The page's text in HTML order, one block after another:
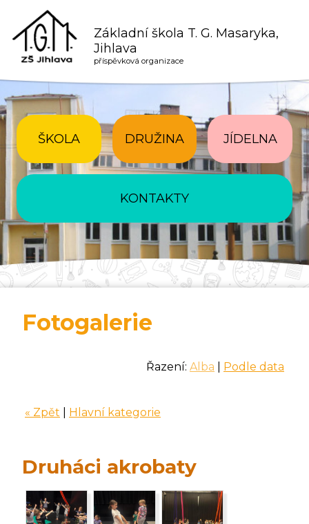
Základní škola T. G. Masaryka,
Jihlava
příspěvková organizace
ŠKOLA DRUŽINA JÍDELNA
KONTAKTY
Fotogalerie
Řazení: Alba Podle data
« Zpět Hlavní kategorie
Druháci akrobaty